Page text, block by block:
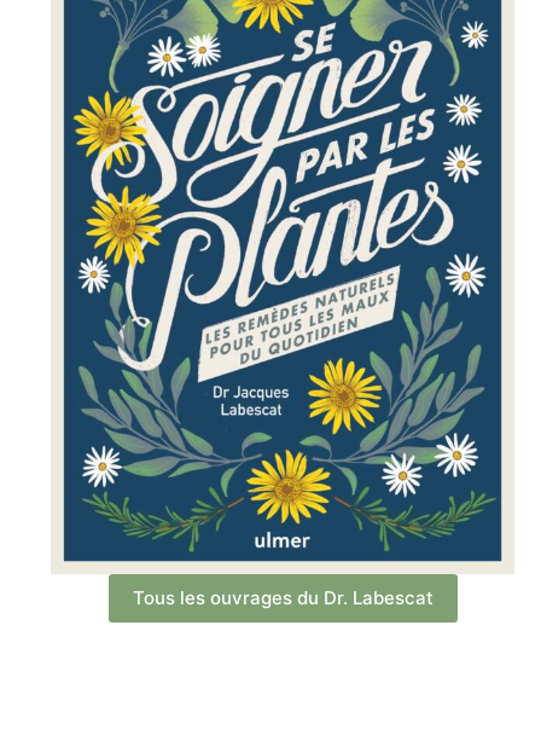
Tous les ouvrages du Dr. Labescat